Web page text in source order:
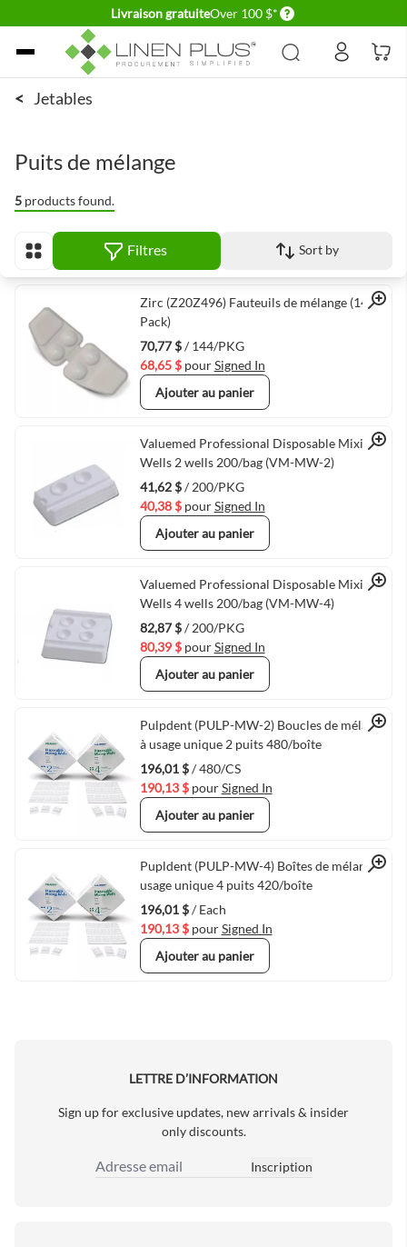
Livraison gratuiteOver 100 $* Delivery conditions
Allez au contenu
< Jetables
Puits de mélange
5 products found.
Afficher en Filtres Sort by
Quick View
Zirc (Z20Z496) Fauteuils de mélange (144
Pack)
70,77 $/ 144/PKG
68,65 $ pourSigned In
Ajouter au panier
Quick View
Valuemed Professional Disposable Mixing
Wells 2 wells 200/bag (VM-MW-2)
41,62 $/ 200/PKG
40,38 $ pourSigned In
Ajouter au panier
Quick View
Valuemed Professional Disposable Mixing
Wells 4 wells 200/bag (VM-MW-4)
82,87 $/ 200/PKG
80,39 $ pourSigned In
Ajouter au panier
Quick View
Pulpdent (PULP-MW-2) Boucles de mélange
à usage unique 2 puits 480/boîte
196,01 $/ 480/CS
190,13 $ pourSigned In
Ajouter au panier
Quick View
Pupldent (PULP-MW-4) Boîtes de mélange à
usage unique 4 puits 420/boîte
196,01 $/ Each
190,13 $ pourSigned In
Ajouter au panier
LETTRE D’INFORMATION
Sign up for exclusive updates, new arrivals & insider
only discounts.
Adresse email
Inscription